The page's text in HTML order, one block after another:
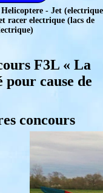
- Jet (electrique
racer electrique (lacs de
F3L « La
cause de
concours